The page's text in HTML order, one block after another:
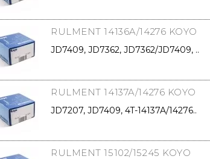
RULMENT 14136A/14276 KOYO
JD7409, JD7362, JD7362/JD7409, ..
RULMENT 14137A/14276 KOYO
JD7207, JD7409, 4T-14137A/14276..
RULMENT 15102/15245 KOYO